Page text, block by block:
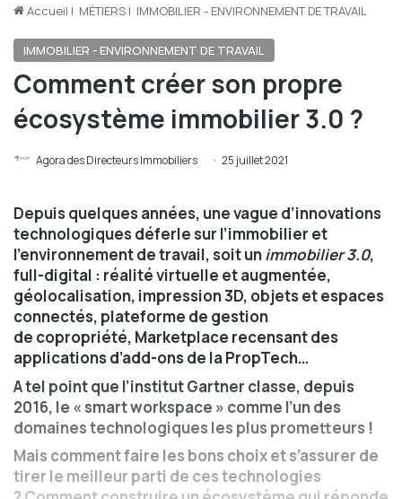
Accueil | MÉTIERS | IMMOBILIER - ENVIRONNEMENT DE TRAVAIL
IMMOBILIER - ENVIRONNEMENT DE TRAVAIL
Comment créer son propre
écosystème immobilier 3.0 ?
Agora des Directeurs Immobiliers 25 juillet 2021
Depuis quelques années, une vague d’innovations
technologiques déferle sur l’immobilier et
l’environnement de travail, soit unimmobilier 3.0,
full-digital : réalité virtuelle etaugmentée,
géolocalisation, impression 3D, objets et espaces
connectés, plateforme de gestion
de copropriété, Marketplace recensant des
applications d’add-ons de la PropTech…
A tel point que l’institut Gartner classe, depuis
2016, le « smart workspace » comme l’un des
domaines technologiques les plus prometteurs !
Mais comment faire les bons choix et s’assurer de
tirer le meilleur parti de ces technologies